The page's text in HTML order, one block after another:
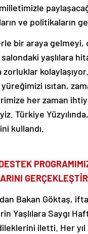
ve politikaların
bir araya gelmeyi,
yaşlılara
zorluklar
ısıtan,
her zaman
Türkiye
kullandı.
Bakan Göktaş,
Yaşlılara Saygı
iletti. Her yıl